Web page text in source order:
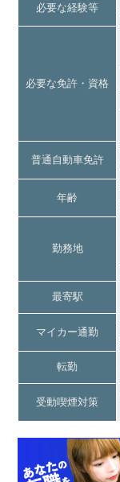
必要な経験等
必要な免許・資格
普通自動車免許
年齢
勤務地
最寄駅
マイカー通勤
転勤
受動喫煙対策